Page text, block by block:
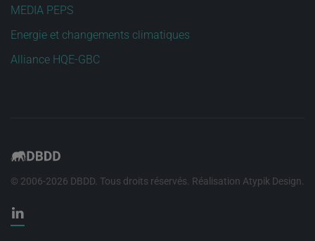
MEDIA PEPS
Energie et changements climatiques
Alliance HQE-GBC
© 2006-2026 DBDD. Tous droits réservés. Réalisation Atypik Design